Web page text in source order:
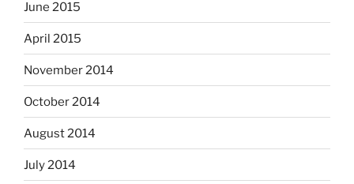
June 2015
April 2015
November 2014
October 2014
August 2014
July 2014